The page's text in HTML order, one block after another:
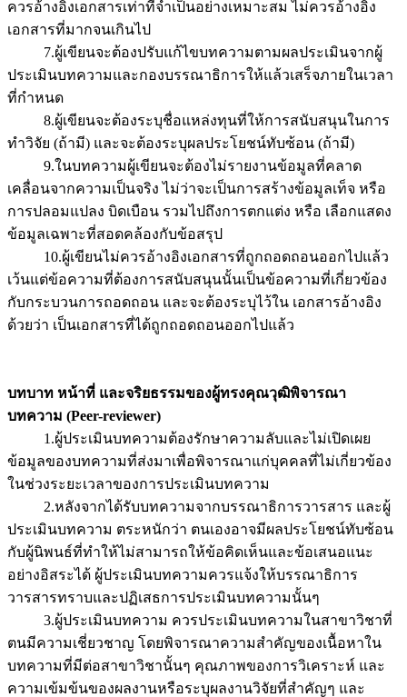
ควรอ้างอิงเอกสารเท่าที่จำเป็นอย่างเหมาะสม ไม่ควรอ้างอิง
เอกสารที่มากจนเกินไป
7.ผู้เขียนจะต้องปรับแก้ไขบทความตามผลประเมินจากผู้
ประเมินบทความและกองบรรณาธิการให้แล้วเสร็จภายในเวลา
ที่กำหนด
8.ผู้เขียนจะต้องระบุชื่อแหล่งทุนที่ให้การสนับสนุนในการ
ทำวิจัย (ถ้ามี) และจะต้องระบุผลประโยชน์ทับซ้อน (ถ้ามี)
9.ในบทความผู้เขียนจะต้องไม่รายงานข้อมูลที่คลาด
เคลื่อนจากความเป็นจริง ไม่ว่าจะเป็นการสร้างข้อมูลเท็จ หรือ
การปลอมแปลง บิดเบือน รวมไปถึงการตกแต่ง หรือ เลือกแสดง
ข้อมูลเฉพาะที่สอดคล้องกับข้อสรุป
10.ผู้เขียนไม่ควรอ้างอิงเอกสารที่ถูกถอดถอนออกไปแล้ว
เว้นแต่ข้อความที่ต้องการสนับสนุนนั้นเป็นข้อความที่เกี่ยวข้อง
กับกระบวนการถอดถอน และจะต้องระบุไว้ใน เอกสารอ้างอิง
ด้วยว่า เป็นเอกสารที่ได้ถูกถอดถอนออกไปแล้ว
บทบาท หน้าที่ และจริยธรรมของผู้ทรงคุณวุฒิพิจารณา
บทความ (Peer-reviewer)
1.ผู้ประเมินบทความต้องรักษาความลับและไม่เปิดเผย
ข้อมูลของบทความที่ส่งมาเพื่อพิจารณาแก่บุคคลที่ไม่เกี่ยวข้อง
ในช่วงระยะเวลาของการประเมินบทความ
2.หลังจากได้รับบทความจากบรรณาธิการวารสาร และผู้
ประเมินบทความ ตระหนักว่า ตนเองอาจมีผลประโยชน์ทับซ้อน
กับผู้นิพนธ์ที่ทำให้ไม่สามารถให้ข้อคิดเห็นและข้อเสนอแนะ
อย่างอิสระได้ ผู้ประเมินบทความควรแจ้งให้บรรณาธิการ
วารสารทราบและปฏิเสธการประเมินบทความนั้นๆ
3.ผู้ประเมินบทความ ควรประเมินบทความในสาขาวิชาที่
ตนมีความเชี่ยวชาญ โดยพิจารณาความสำคัญของเนื้อหาใน
บทความที่มีต่อสาขาวิชานั้นๆ คุณภาพของการวิเคราะห์ และ
ความเข้มข้นของผลงานหรือระบุผลงานวิจัยที่สำคัญๆ และ